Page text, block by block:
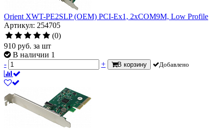
Orient XWT-PE2SLP (OEM) PCI-Ex1, 2xCOM9M, Low Profile
Артикул: 254705
(0)
910 руб. за шт
В наличии 1
-
+ В корзину Добавлено